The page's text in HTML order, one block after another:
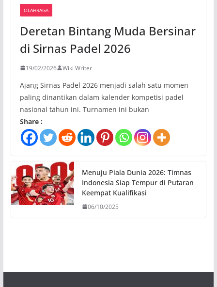
OLAHRAGA
Deretan Bintang Muda Bersinar
di Sirnas Padel 2026
19/02/2026 Wiki Writer
Ajang Sirnas Padel 2026 menjadi salah satu momen
paling dinantikan dalam kalender kompetisi padel
nasional tahun ini. Turnamen ini bukan
Share :
Menuju Piala Dunia 2026: Timnas
Indonesia Siap Tempur di Putaran
Keempat Kualifikasi
06/10/2025